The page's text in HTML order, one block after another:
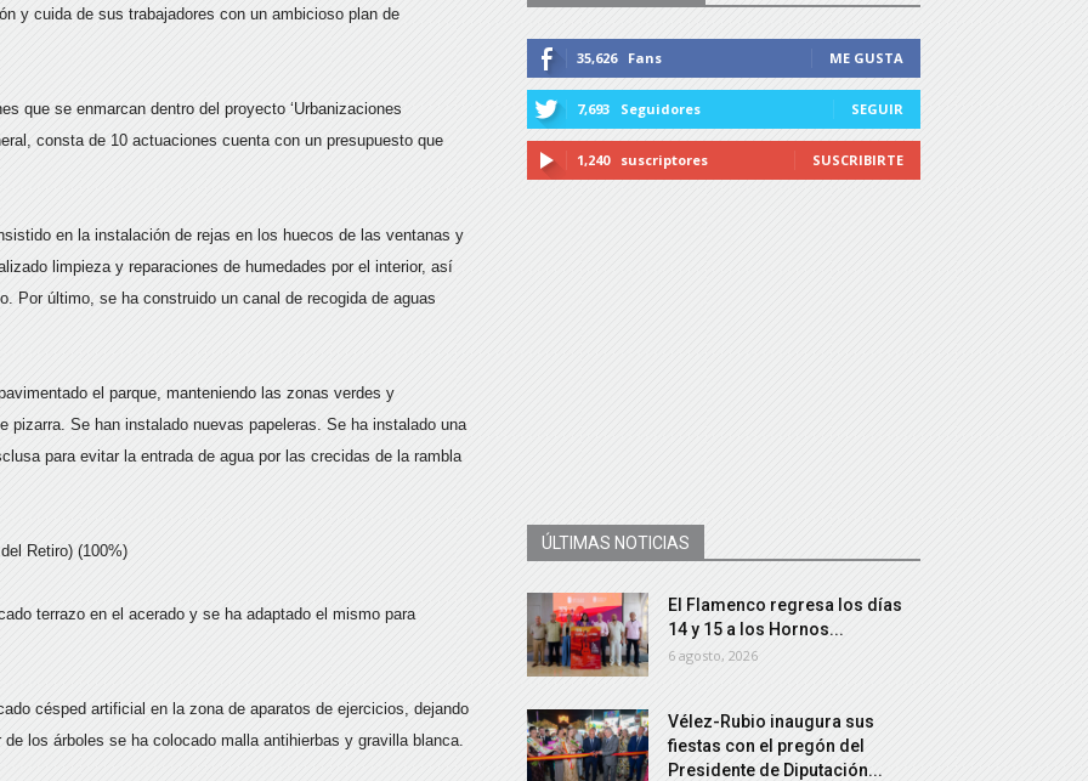
y cuida de sus trabajadores con un ambicioso plan de
que se enmarcan dentro del proyecto ‘Urbanizaciones
consta de 10 actuaciones cuenta con un presupuesto que
en la instalación de rejas en los huecos de las ventanas y
limpieza y reparaciones de humedades por el interior, así
Por último, se ha construido un canal de recogida de aguas
el parque, manteniendo las zonas verdes y
pizarra. Se han instalado nuevas papeleras. Se ha instalado una
para evitar la entrada de agua por las crecidas de la rambla
Retiro) (100%)
terrazo en el acerado y se ha adaptado el mismo para
césped artificial en la zona de aparatos de ejercicios, dejando
los árboles se ha colocado malla antihierbas y gravilla blanca.
35,626 Fans ME GUSTA
7,693 Seguidores SEGUIR
1,240 suscriptores SUSCRIBIRTE
ÚLTIMAS NOTICIAS
El Flamenco regresa los días
14 y 15 a los Hornos...
6 agosto, 2026
Vélez-Rubio inaugura sus
fiestas con el pregón del
Presidente de Diputación...